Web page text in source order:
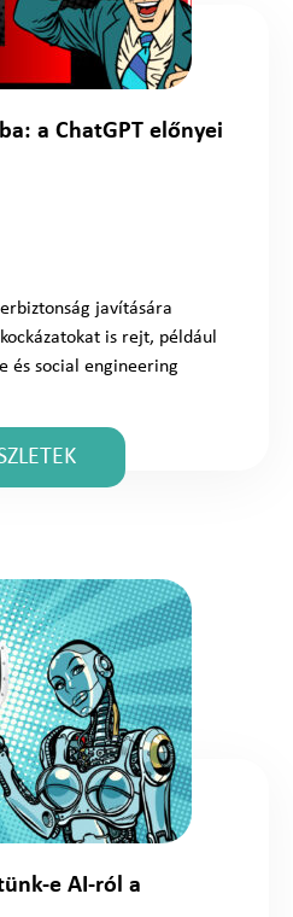
a ChatGPT előnyei
javítására
is rejt, például
és social engineering
e AI-ról a